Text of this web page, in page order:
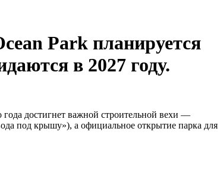
Park планируется
в 2027 году.
достигнет важной строительной вехи —
под крышу»), а официальное открытие парка для